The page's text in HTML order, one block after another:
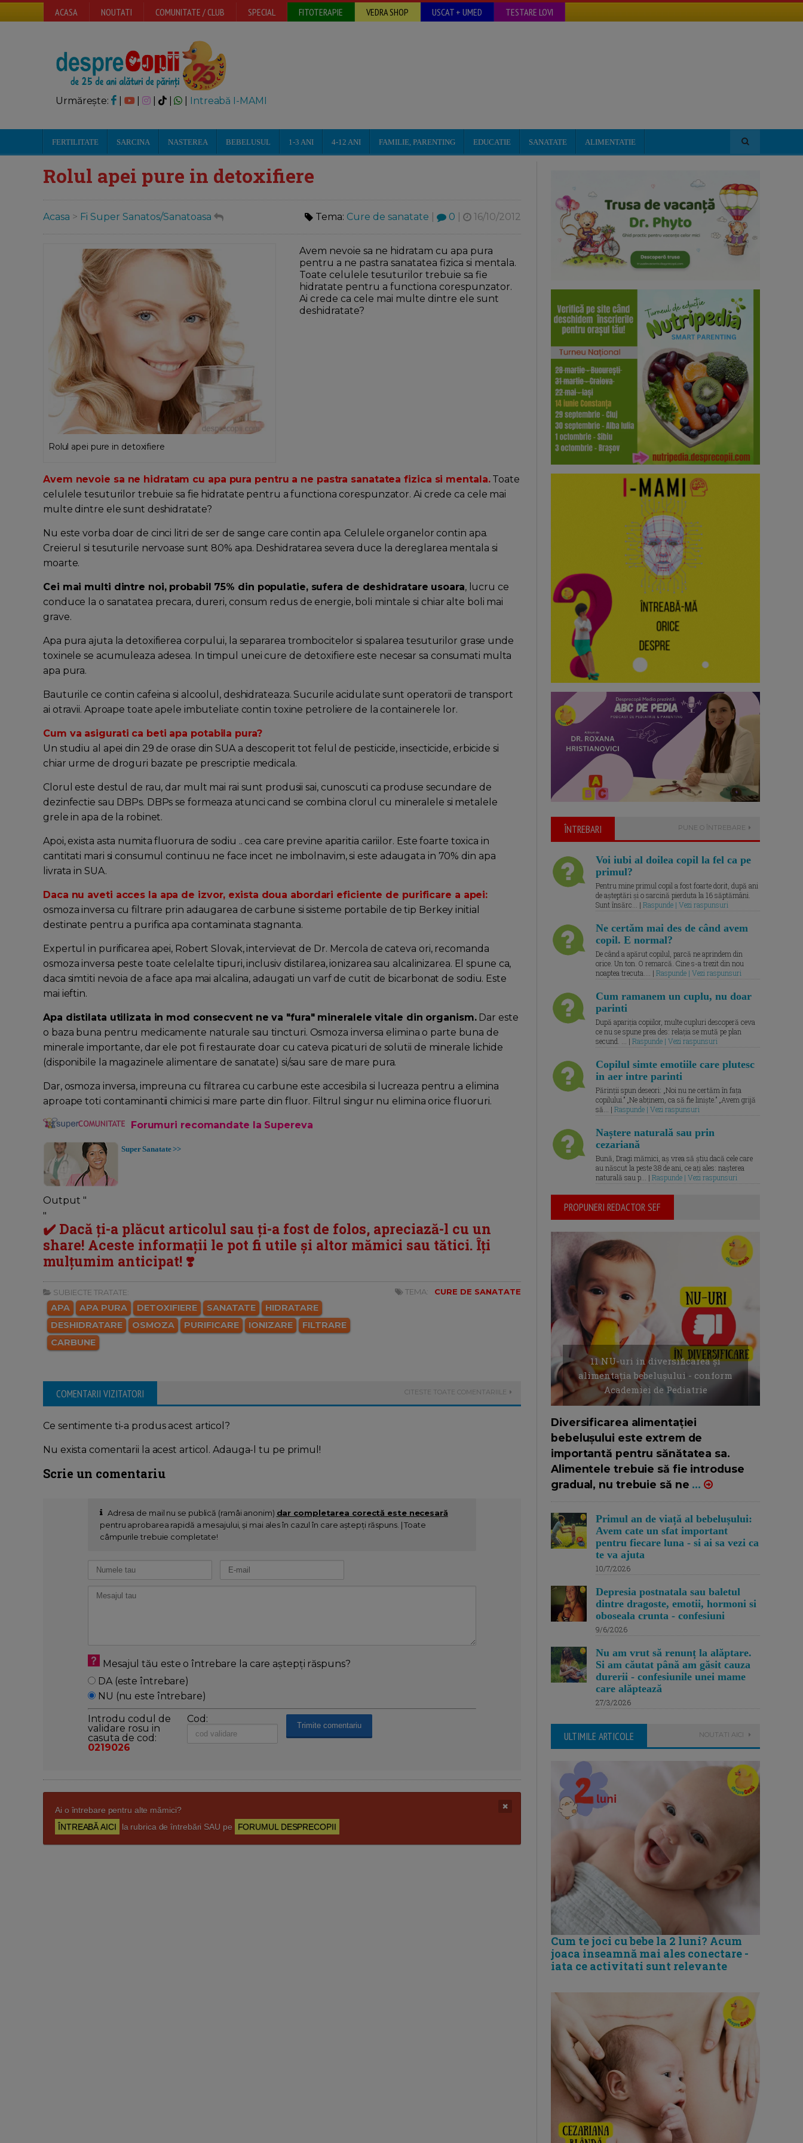
ACASA NOUTATI COMUNITATE / CLUB SPECIAL FITOTERAPIE VEDRA SHOP USCAT + UMED TESTARE LOVI
Urmărește: | | Intreabă I-MAMI
FERTILITATE SARCINA NASTEREA BEBELUSUL 1-3 ANI 4-12 ANI FAMILIE, PARENTING EDUCATIE SANATATE ALIMENTATIE
Rolul apei pure in detoxifiere
Acasa > Fi Super Sanatos/Sanatoasa Tema: Cure de sanatate 0 16/10/2012
Rolul apei pure in detoxifiere
Avem nevoie sa ne hidratam cu apa pura
pentru a ne pastra sanatatea fizica si mentala.
Toate celulele tesuturilor trebuie sa fie
hidratate pentru a functiona corespunzator.
Ai crede ca cele mai multe dintre ele sunt
deshidratate?
Avem nevoie sa ne hidratam cu apa pura pentru a ne pastra sanatatea fizica si mentala.Toate
celulele tesuturilor trebuie sa fie hidratate pentru a functiona corespunzator. Ai crede ca cele mai
multe dintre ele sunt deshidratate?
Nu este vorba doar de cinci litri de ser de sange care contin apa. Celulele organelor contin apa.
Creierul si tesuturile nervoase sunt 80% apa. Deshidratarea severa duce la dereglarea mentala si
moarte.
Cei mai multi dintre noi, probabil 75% din populatie, sufera de deshidratare usoara, lucru ce
conduce la o sanatatea precara, dureri, consum redus de energie, boli mintale si chiar alte boli mai
grave.
Apa pura ajuta la detoxifierea corpului, la separarea trombocitelor si spalarea tesuturilor grase unde
toxinele se acumuleaza adesea. In timpul unei cure de detoxifiere este necesar sa consumati multa
apa pura.
Bauturile ce contin cafeina si alcoolul, deshidrateaza. Sucurile acidulate sunt operatorii de transport
ai otravii. Aproape toate apele imbuteliate contin toxine petroliere de la containerele lor.
Cum va asigurati ca beti apa potabila pura?
Un studiu al apei din 29 de orase din SUA a descoperit tot felul de pesticide, insecticide, erbicide si
chiar urme de droguri bazate pe prescriptie medicala.
Clorul este destul de rau, dar mult mai rai sunt produsii sai, cunoscuti ca produse secundare de
dezinfectie sau DBPs. DBPs se formeaza atunci cand se combina clorul cu mineralele si metalele
grele in apa de la robinet.
Apoi, exista asta numita fluorura de sodiu .. cea care previne aparitia cariilor. Este foarte toxica in
cantitati mari si consumul continuu ne face incet ne imbolnavim, si este adaugata in 70% din apa
livrata in SUA.
Daca nu aveti acces la apa de izvor, exista doua abordari eficiente de purificare a apei:
osmoza inversa cu filtrare prin adaugarea de carbune si sisteme portabile de tip Berkey initial
destinate pentru a purifica apa contaminata stagnanta.
Expertul in purificarea apei, Robert Slovak, intervievat de Dr. Mercola de cateva ori, recomanda
osmoza inversa peste toate celelalte tipuri, inclusiv distilarea, ionizarea sau alcalinizarea. El spune ca,
daca simtiti nevoia de a face apa mai alcalina, adaugati un varf de cutit de bicarbonat de sodiu. Este
mai ieftin.
Apa distilata utilizata in mod consecvent ne va "fura" mineralele vitale din organism.Dar este
o baza buna pentru medicamente naturale sau tincturi. Osmoza inversa elimina o parte buna de
minerale importante, dar ele pot fi restaurate doar cu cateva picaturi de solutii de minerale lichide
(disponibile la magazinele alimentare de sanatate) si/sau sare de mare pura.
Dar, osmoza inversa, impreuna cu filtrarea cu carbune este accesibila si lucreaza pentru a elimina
aproape toti contaminantii chimici si mare parte din fluor. Filtrul singur nu elimina orice fluoruri.
Forumuri recomandate la Supereva
Super Sanatate >>
Output "
"
✔️ Dacă ți-a plăcut articolul sau ți-a fost de folos, apreciază-l cu un
share! Aceste informații le pot fi utile și altor mămici sau tătici. Îți
mulțumim anticipat! ❣️
SUBIECTE TRATATE:
APA APA PURA DETOXIFIERE SANATATE
HIDRATARE
DESHIDRATARE
OSMOZA PURIFICARE IONIZARE
FILTRARE
CARBUNE
TEMA: CURE DE SANATATE
COMENTARII VIZITATORI CITESTE TOATE COMENTARIILE
Ce sentimente ti-a produs acest articol?
Nu exista comentarii la acest articol. Adauga-l tu pe primul!
Scrie un comentariu
Adresa de mail nu se publică (ramâi anonim) dar completarea corectă este necesară
pentru aprobarea rapidă a mesajului, și mai ales în cazul în care aștepți răspuns. | Toate
câmpurile trebuie completate!
Mesajul tău este o întrebare la care aștepți răspuns?
DA (este întrebare)
NU (nu este întrebare)
Introdu codul de
validare rosu in
casuta de cod:
0219026
Cod:
Ai o întrebare pentru alte mămici?
ÎNTREABĂ AICI
la rubrica de întrebări SAU pe FORUMUL DESPRECOPII
ÎNTREBARI PUNE O ÎNTREBARE
Voi iubi al doilea copil la fel ca pe
primul?
Pentru mine primul copil a fost foarte dorit, după ani
de așteptări și o sarcină pierduta la 16 săptămâni.
Sunt însărc... | Raspunde | Vezi raspunsuri
Ne certăm mai des de când avem
copil. E normal?
De când a apărut copilul, parcă ne aprindem din
orice. Un ton. O remarcă. Cine s-a trezit din nou
noaptea trecuta.... | Raspunde | Vezi raspunsuri
Cum ramanem un cuplu, nu doar
parinti
După apariția copiilor, multe cupluri descoperă ceva
ce nu se spune prea des: relația se mută pe plan
secund. ... | Raspunde | Vezi raspunsuri
Copilul simte emotiile care plutesc
in aer intre parinti
Părinții spun deseori: „Noi nu ne certăm în fața
copilului.” „Ne abținem, ca să fie liniște.” „Avem grijă
să... | Raspunde | Vezi raspunsuri
Naștere naturală sau prin
cezariană
Bună, Dragi mămici, aș vrea să știu dacă cele care
au născut la peste 38 de ani, ce ați ales: nașterea
naturală sau p... | Raspunde | Vezi raspunsuri
PROPUNERI REDACTOR SEF
11 NU-uri in diversificarea și
alimentația bebelușului - conform
Academiei de Pediatrie
Diversificarea alimentației
bebelușului este extrem de
importantă pentru sănătatea sa.
Alimentele trebuie să fie introduse
gradual, nu trebuie să ne ...
Primul an de viață al bebelușului:
Avem cate un sfat important
pentru fiecare luna - si ai sa vezi ca
te va ajuta
10/7/2026
Depresia postnatala sau baletul
dintre dragoste, emotii, hormoni si
oboseala crunta - confesiuni
9/6/2026
Nu am vrut să renunț la alăptare.
Si am căutat până am găsit cauza
durerii - confesiunile unei mame
care alăptează
27/3/2026
ULTIMILE ARTICOLE NOUTATI AICI
Cum te joci cu bebe la 2 luni? Acum
joaca inseamnă mai ales conectare -
iata ce activitati sunt relevante